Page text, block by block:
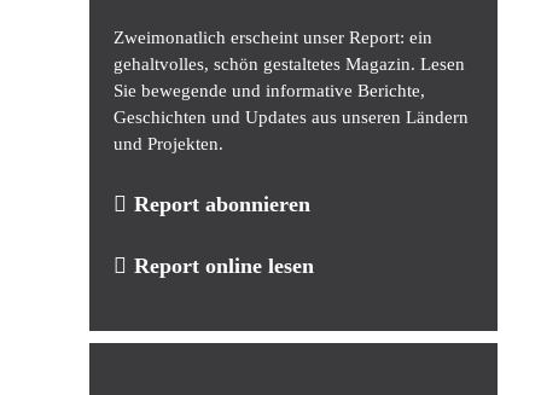
Zweimonatlich erscheint unser Report: ein
gehaltvolles, schön gestaltetes Magazin. Lesen
Sie bewegende und informative Berichte,
Geschichten und Updates aus unseren Ländern
und Projekten.
Report abonnieren
Report online lesen